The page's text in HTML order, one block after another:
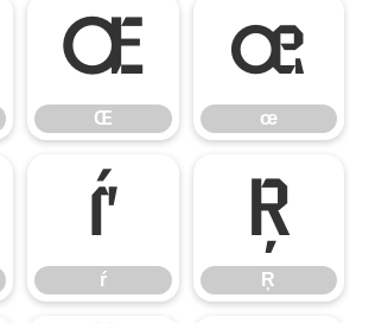
Œ
Œ
œ
œ
ŕ
ŕ
Ŗ
Ŗ